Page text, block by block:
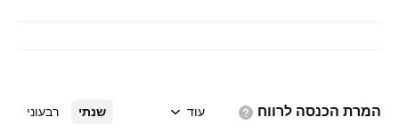
המרת הכנסה לרווח שנתי רבעוני עוד